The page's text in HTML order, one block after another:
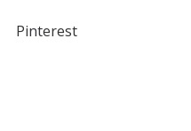
Pinterest